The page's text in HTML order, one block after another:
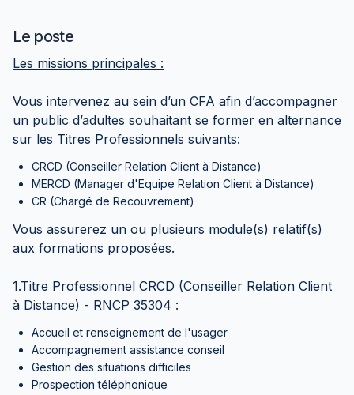
Le poste
Les missions principales :
Vous intervenez au sein d’un CFA afin d’accompagner
un public d’adultes souhaitant se former en alternance
sur les Titres Professionnels suivants:
CRCD (Conseiller Relation Client à Distance)
MERCD (Manager d'Equipe Relation Client à Distance)
CR (Chargé de Recouvrement)
Vous assurerez un ou plusieurs module(s) relatif(s)
aux formations proposées.
1.Titre Professionnel CRCD (Conseiller Relation Client
à Distance) - RNCP 35304 :
Accueil et renseignement de l'usager
Accompagnement assistance conseil
Gestion des situations difficiles
Prospection téléphonique